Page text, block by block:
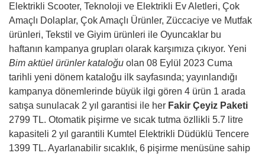
Elektrikli Scooter, Teknoloji ve Elektrikli Ev Aletleri, Çok
Amaçlı Dolaplar, Çok Amaçlı Ürünler, Züccaciye ve Mutfak
ürünleri, Tekstil ve Giyim ürünleri ile Oyuncaklar bu
haftanın kampanya grupları olarak karşımıza çıkıyor. Yeni
Bim aktüel ürünler kataloğu olan 08 Eylül 2023 Cuma
tarihli yeni dönem kataloğu ilk sayfasında; yayınlandığı
kampanya dönemlerinde büyük ilgi gören 4 ürün 1 arada
satışa sunulacak 2 yıl garantisi ile her Fakir Çeyiz Paketi
2799 TL. Otomatik pişirme ve sıcak tutma özllikli 5.7 litre
kapasiteli 2 yıl garantili Kumtel Elektrikli Düdüklü Tencere
1399 TL. Ayarlanabilir sıcaklık, 6 pişirme menüsüne sahip